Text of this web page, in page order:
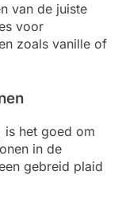
van de juiste
voor
zoals vanille of
is het goed om
in de
gebreid plaid